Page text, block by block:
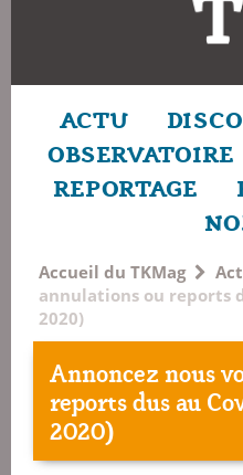
ACTU DISCO
OBSERVATOIRE
REPORTAGE
Accueil du TKMag
annulations ou reports
2020)
Annoncez nous
reports dus au
2020)